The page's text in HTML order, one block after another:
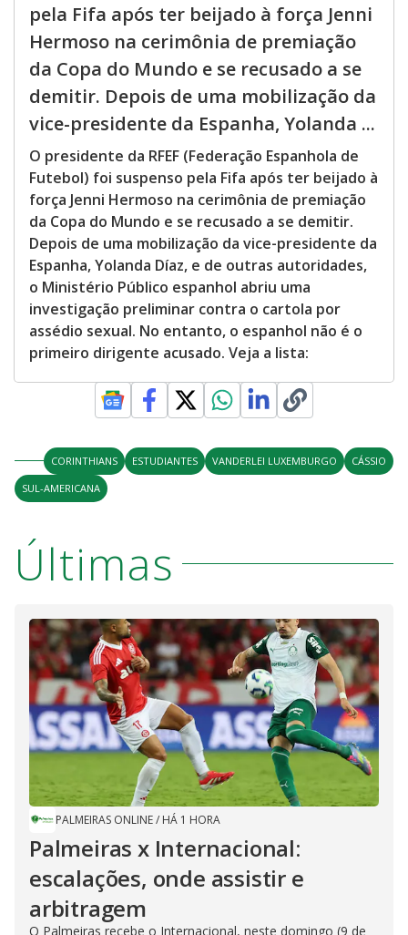
pela Fifa após ter beijado à força Jenni
Hermoso na cerimônia de premiação
da Copa do Mundo e se recusado a se
demitir. Depois de uma mobilização da
vice-presidente da Espanha, Yolanda ...
O presidente da RFEF (Federação Espanhola de
Futebol) foi suspenso pela Fifa após ter beijado à
força Jenni Hermoso na cerimônia de premiação
da Copa do Mundo e se recusado a se demitir.
Depois de uma mobilização da vice-presidente da
Espanha, Yolanda Díaz, e de outras autoridades,
o Ministério Público espanhol abriu uma
investigação preliminar contra o cartola por
assédio sexual. No entanto, o espanhol não é o
primeiro dirigente acusado. Veja a lista:
CORINTHIANS ESTUDIANTES VANDERLEI LUXEMBURGO
CÁSSIO
SUL-AMERICANA
Últimas
PALMEIRAS ONLINE/ HÁ 1 HORA
Palmeiras x Internacional:
escalações, onde assistir e
arbitragem
O Palmeiras recebe o Internacional, neste domingo (9 de